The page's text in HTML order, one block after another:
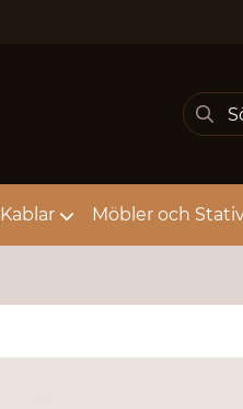
Kablar Möbler och